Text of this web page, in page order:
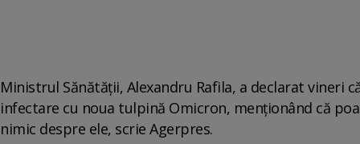
Ministrul Sănătăţii, Alexandru Rafila, a declarat vineri
infectare cu noua tulpină Omicron, menţionând că
nimic despre ele, scrie Agerpres.